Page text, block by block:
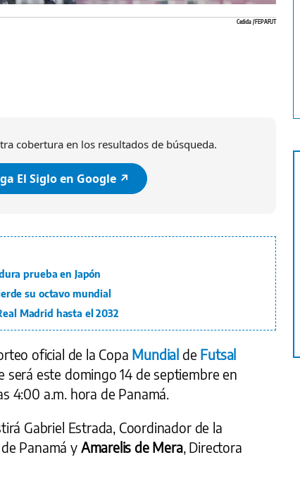
Cedida / FEPAFUT
cobertura en los resultados de búsqueda.
El Siglo en Google ↗️
prueba en Japón
su octavo mundial
Madrid hasta el 2032
oficial de la Copa Mundial de Futsal
será este domingo 14 de septiembre en
4:00 a.m. hora de Panamá.
Gabriel Estrada, Coordinador de la
Panamá y Amarelis de Mera, Directora